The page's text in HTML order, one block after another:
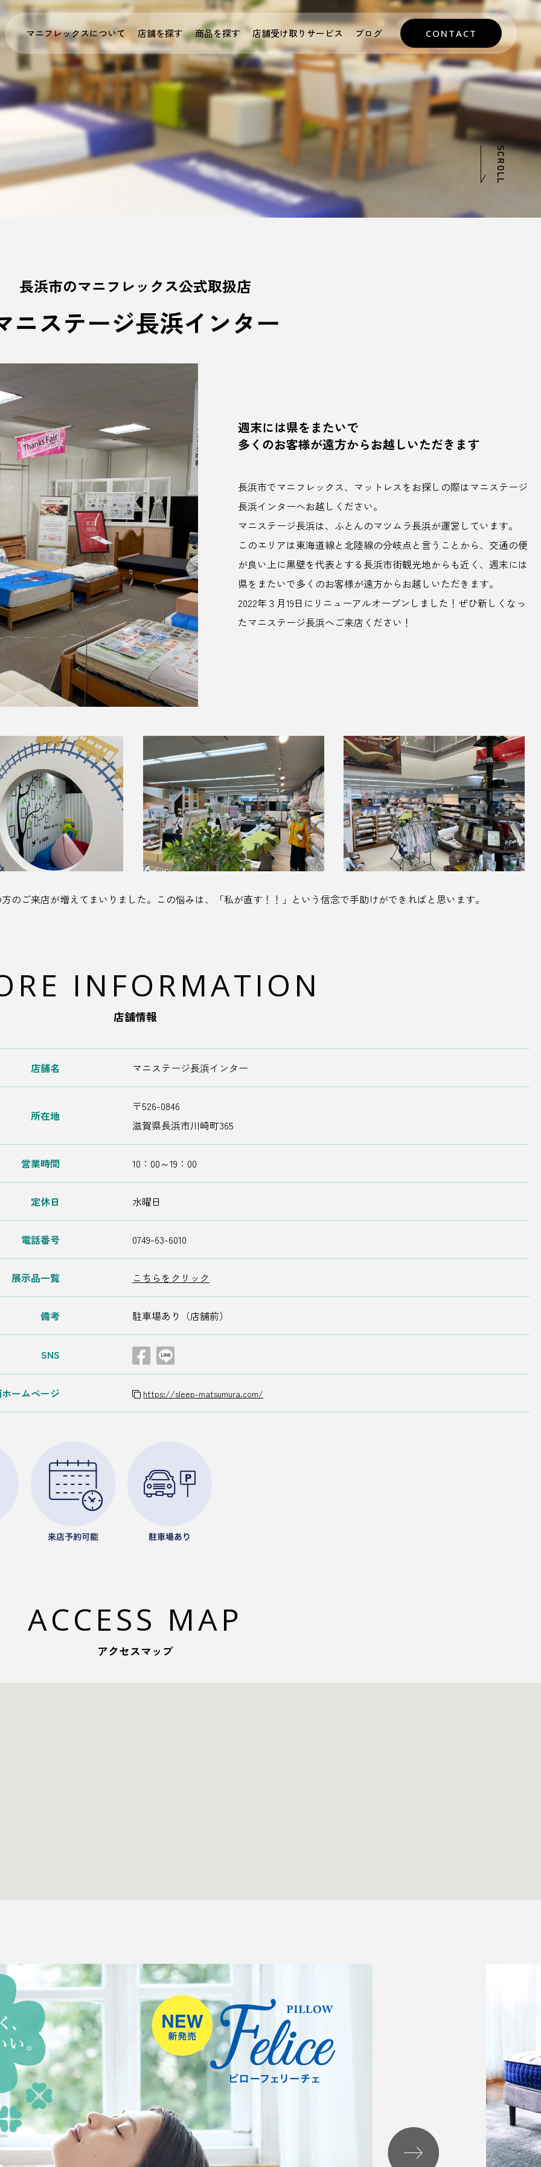
マニフレックスについて 店舗を探す 商品を探す 店舗受け取りサービス ブログ CONTACT
長浜市のマニフレックス公式取扱店
ニステージ長浜インター
週末には県をまたいで
多くのお客様が遠方からお越しいただきます
長浜市でマニフレックス、マットレスをお探しの際はマニステージ
長浜インターへお越しください。
マニステージ長浜は、ふとんのマツムラ長浜が運営しています。
このエリアは東海道線と北陸線の分岐点と言うことから、交通の便
が良い上に黒壁を代表とする長浜市街観光地からも近く、週末には
県をまたいで多くのお客様が遠方からお越しいただきます。
2022年３月19日にリニューアルオープンしました！ぜひ新しくなっ
たマニステージ長浜へご来店ください！
のご来店が増えてまいりました。この悩みは、「私が直す！！」という信念で手助けができればと思います。
INFORMATION
店舗情報
店舗名 マニステージ長浜インター
所在地
〒526-0846
滋賀県長浜市川崎町365
営業時間 10：00～19：00
定休日 水曜日
電話番号 0749-63-6010
展示品一覧 こちらをクリック
備考 駐車場あり（店舗前）
SNS
ームページ https://sleep-matsumura.com/
ACCESS MAP
アクセスマップ